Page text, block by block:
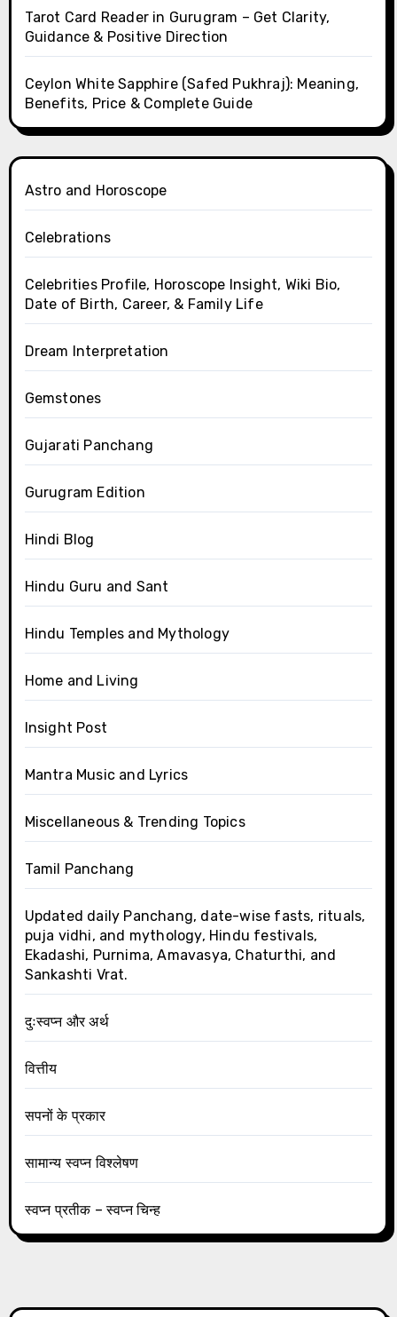
Tarot Card Reader in Gurugram – Get Clarity,
Guidance & Positive Direction
Ceylon White Sapphire (Safed Pukhraj): Meaning,
Benefits, Price & Complete Guide
Astro and Horoscope
Celebrations
Celebrities Profile, Horoscope Insight, Wiki Bio,
Date of Birth, Career, & Family Life
Dream Interpretation
Gemstones
Gujarati Panchang
Gurugram Edition
Hindi Blog
Hindu Guru and Sant
Hindu Temples and Mythology
Home and Living
Insight Post
Mantra Music and Lyrics
Miscellaneous & Trending Topics
Tamil Panchang
Updated daily Panchang, date-wise fasts, rituals,
puja vidhi, and mythology, Hindu festivals,
Ekadashi, Purnima, Amavasya, Chaturthi, and
Sankashti Vrat.
दुःस्वप्न और अर्थ
वित्तीय
सपनों के प्रकार
सामान्य स्वप्न विश्लेषण
स्वप्न प्रतीक – स्वप्न चिन्ह